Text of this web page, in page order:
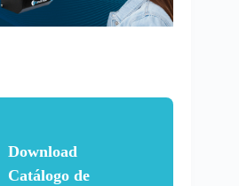
Download
Catálogo de